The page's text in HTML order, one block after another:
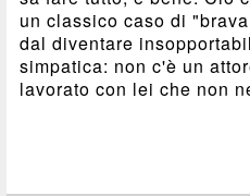
un classico caso di
dal diventare
simpatica: non c'è un
lavorato con lei che non